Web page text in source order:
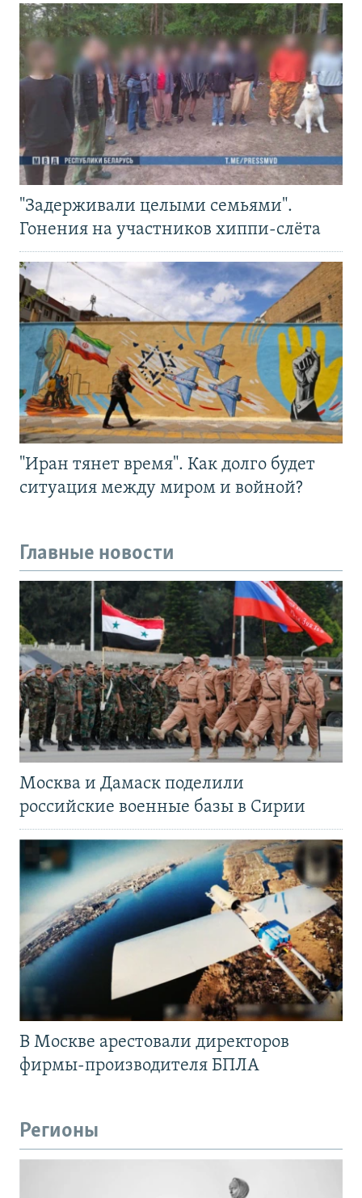
"Задерживали целыми семьями".
Гонения на участников хиппи-слёта
"Иран тянет время". Как долго будет
ситуация между миром и войной?
Главные новости
Москва и Дамаск поделили
российские военные базы в Сирии
В Москве арестовали директоров
фирмы-производителя БПЛА
Регионы